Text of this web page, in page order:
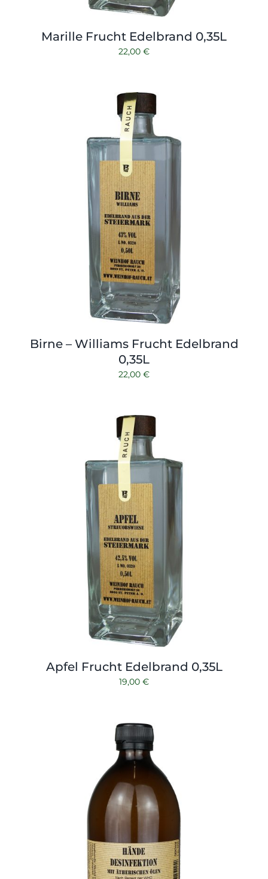
Marille Frucht Edelbrand 0,35L
22,00 €
Birne – Williams Frucht Edelbrand
0,35L
22,00 €
Apfel Frucht Edelbrand 0,35L
19,00 €